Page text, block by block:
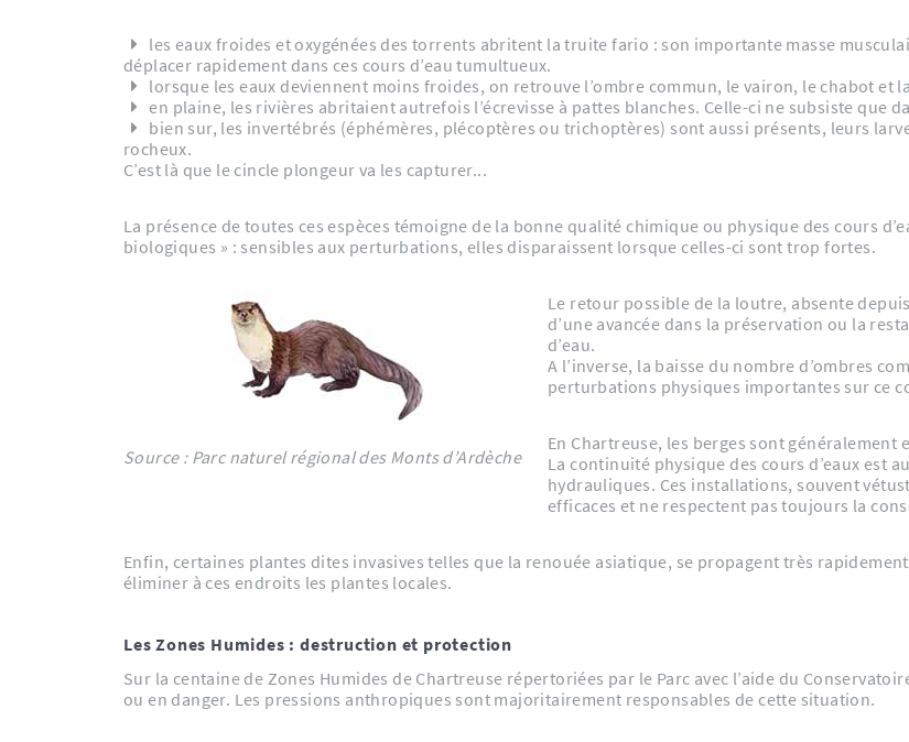
les eaux froides et oxygénées des torrents abritent la truite fario : son importante masse
déplacer rapidement dans ces cours d’eau tumultueux.
lorsque les eaux deviennent moins froides, on retrouve l’ombre commun, le vairon, le chabot et
en plaine, les rivières abritaient autrefois l’écrevisse à pattes blanches. Celle-ci ne subsiste que
bien sur, les invertébrés (éphémères, plécoptères ou trichoptères) sont aussi présents, leurs
rocheux.
C’est là que le cincle plongeur va les capturer...
La présence de toutes ces espèces témoigne de la bonne qualité chimique ou physique des cours
biologiques » : sensibles aux perturbations, elles disparaissent lorsque celles-ci sont trop fortes.
Source : Parc naturel régional des Monts d’Ardèche
Le retour possible de la loutre, absente
d’une avancée dans la préservation ou la
d’eau.
A l’inverse, la baisse du nombre d’ombres
perturbations physiques importantes sur ce
En Chartreuse, les berges sont
La continuité physique des cours d’eaux est
hydrauliques. Ces installations, souvent
efficaces et ne respectent pas toujours la
Enfin, certaines plantes dites invasives telles que la renouée asiatique, se propagent très
éliminer à ces endroits les plantes locales.
Les Zones Humides : destruction et protection
Sur la centaine de Zones Humides de Chartreuse répertoriées par le Parc avec l’aide du
ou en danger. Les pressions anthropiques sont majoritairement responsables de cette situation.